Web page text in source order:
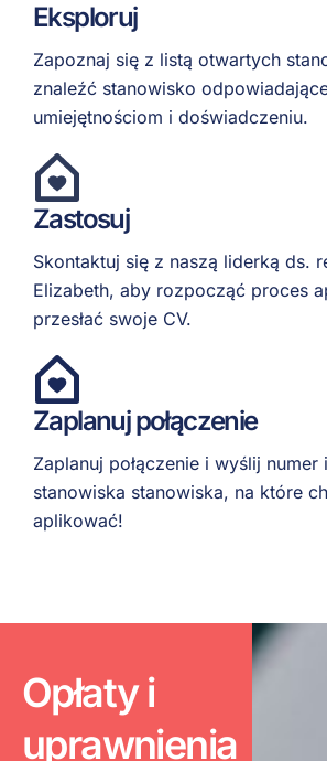
Eksploruj
Zapoznaj się z listą otwartych
znaleźć stanowisko
umiejętnościom i doświadczeniu.
Zastosuj
Skontaktuj się z naszą liderką ds.
Elizabeth, aby rozpocząć proces
przesłać swoje CV.
Zaplanuj połączenie
Zaplanuj połączenie i wyślij
stanowiska stanowiska, na które
aplikować!
Opłaty i
uprawnienia